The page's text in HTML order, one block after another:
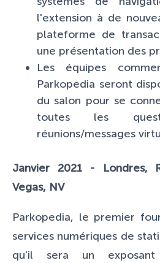
l'extension à de
plateforme de
une présentation des
Les équipes
Parkopedia seront
du salon pour se
toutes les
réunions/messages
Janvier 2021 - Londres,
Vegas, NV
Parkopedia, le premier
services numériques de
qu'il sera un